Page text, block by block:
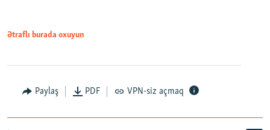
Ətraflı burada oxuyun
Paylaş PDF VPN-siz açmaq